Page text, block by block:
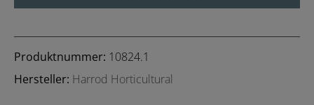
Produktnummer: 10824.1
Hersteller: Harrod Horticultural